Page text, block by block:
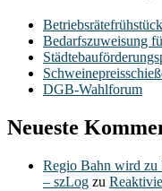
Bedarfszuweisung
DGB-Wahlforum
Neueste
Regio Bahn wird zu
– szLog zu